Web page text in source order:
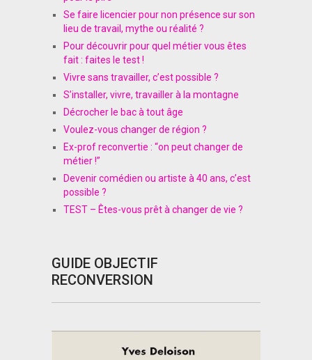
Se faire licencier pour non présence sur son
lieu de travail, mythe ou réalité ?
Pour découvrir pour quel métier vous êtes
fait : faites le test !
Vivre sans travailler, c’est possible ?
S’installer, vivre, travailler à la montagne
Décrocher le bac à tout âge
Voulez-vous changer de région ?
Ex-prof reconvertie : “on peut changer de
métier !”
Devenir comédien ou artiste à 40 ans, c’est
possible ?
TEST – Êtes-vous prêt à changer de vie ?
GUIDE OBJECTIF
RECONVERSION